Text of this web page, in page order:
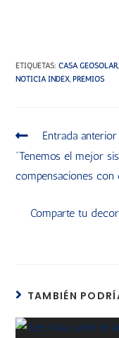
ETIQUETAS:CASA GEOSOLAR,
NOTICIA INDEX, PREMIOS
Entrada anterior
“Tenemos el mejor
compensaciones con
Comparte tu
TAMBIÉN